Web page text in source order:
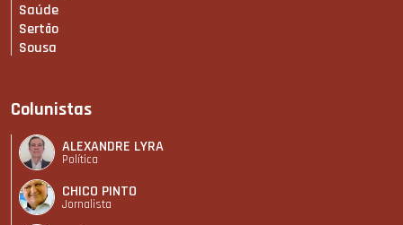
Saúde
Sertão
Sousa
Colunistas
ALEXANDRE LYRA
Política
CHICO PINTO
Jornalista